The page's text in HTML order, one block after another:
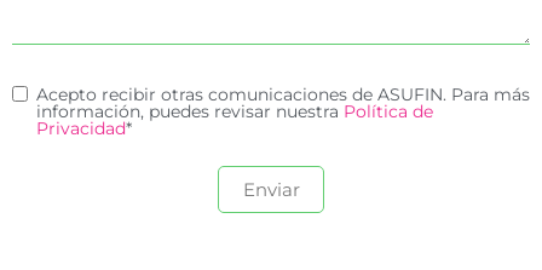
Acepto recibir otras comunicaciones de ASUFIN. Para más
información, puedes revisar nuestra Política de
Privacidad*